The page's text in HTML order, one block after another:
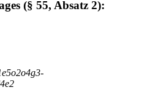
(§ 55, Absatz 2):
e5o2o4g3-
4e2